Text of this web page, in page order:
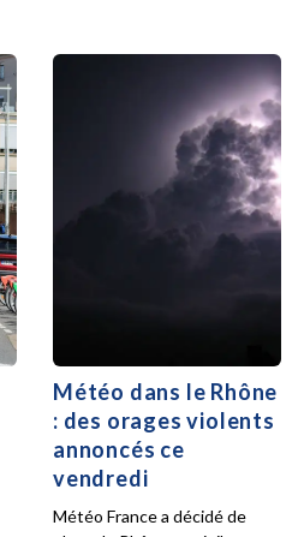
Météo dans le Rhône
: des orages violents
annoncés ce
vendredi
Météo France a décidé de